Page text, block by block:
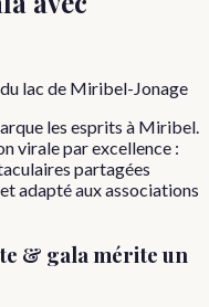
lac de Miribel-Jonage
les esprits à Miribel.
virale par excellence :
partagées
adapté aux associations
& gala mérite un